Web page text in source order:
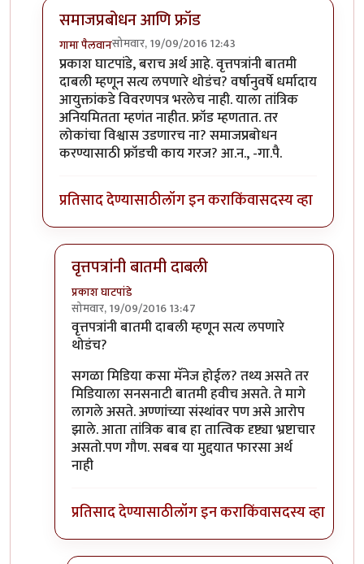
समाजप्रबोधन आणि फ्रॉड
गामा पैलवानसोमवार, 19/09/2016 12:43
In reply toहा मुद्दा सनातनवालेbyप्रकाश घाटपांडे
प्रकाश घाटपांडे, बराच अर्थ आहे. वृत्तपत्रांनी बातमी
दाबली म्हणून सत्य लपणारे थोडंच? वर्षानुवर्षे धर्मादाय
आयुक्तांकडे विवरणपत्र भरलेच नाही. याला तांत्रिक
अनियमितता म्हणंत नाहीत. फ्रॉड म्हणतात. तर
लोकांचा विश्वास उडणारच ना? समाजप्रबोधन
करण्यासाठी फ्रॉडची काय गरज? आ.न., -गा.पै.
प्रतिसाद देण्यासाठीलॉग इन कराकिंवासदस्य व्हा
वृत्तपत्रांनी बातमी दाबली
प्रकाश घाटपांडे
सोमवार, 19/09/2016 13:47
In reply toसमाजप्रबोधन आणि फ्रॉडbyगामा पैलवान
वृत्तपत्रांनी बातमी दाबली म्हणून सत्य लपणारे
थोडंच?
सगळा मिडिया कसा मॅनेज होईल? तथ्य असते तर
मिडियाला सनसनाटी बातमी हवीच असते. ते मागे
लागले असते. अण्णांच्या संस्थांवर पण असे आरोप
झाले. आता तांत्रिक बाब हा तात्विक दृष्ट्या भ्रष्टाचार
असतो.पण गौण. सबब या मुद्दयात फारसा अर्थ
नाही
प्रतिसाद देण्यासाठीलॉग इन कराकिंवासदस्य व्हा